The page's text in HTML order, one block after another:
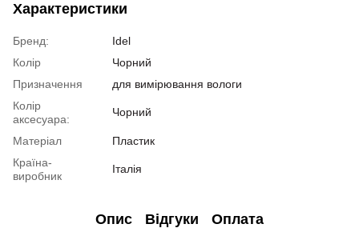
Характеристики
Бренд:
Idel
Колір
Чорний
Призначення
для вимірювання вологи
Колір
аксесуара:
Чорний
Матеріал
Пластик
Країна-
виробник
Італія
Опис Відгуки Оплата